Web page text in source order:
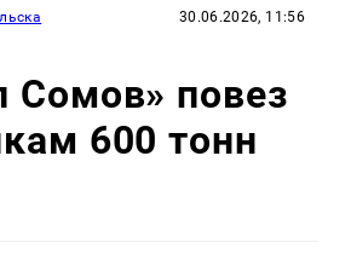
30.06.2026, 11:56
Сомов» повез
600 тонн